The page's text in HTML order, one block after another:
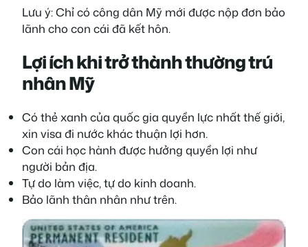
Lưu ý: Chỉ có công dân Mỹ mới được nộp đơn bảo
lãnh cho con cái đã kết hôn.
Lợi ích khi trở thành thường trú
nhân Mỹ
Có thẻ xanh của quốc gia quyền lực nhất thế giới,
xin visa đi nước khác thuận lợi hơn.
Con cái học hành được hưởng quyền lợi như
người bản địa.
Tự do làm việc, tự do kinh doanh.
Bảo lãnh thân nhân như trên.